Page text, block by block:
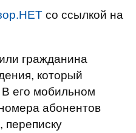
со ссылкой на
гражданина
который
В его мобильном
абонентов
переписку